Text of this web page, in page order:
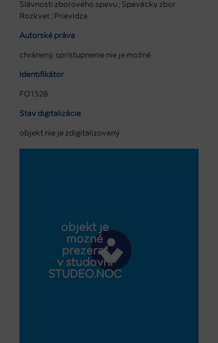
Slávnosti zborového spevu ; Spevácky zbor
Rozkvet ; Prievidza
Autorské práva
chránený, sprístupnenie nie je možné
Identifikátor
FO1528
Stav digitalizácie
objekt nie je zdigitalizovaný
objekt je
možné
prezerať
v študovni
STUDEO.NOC